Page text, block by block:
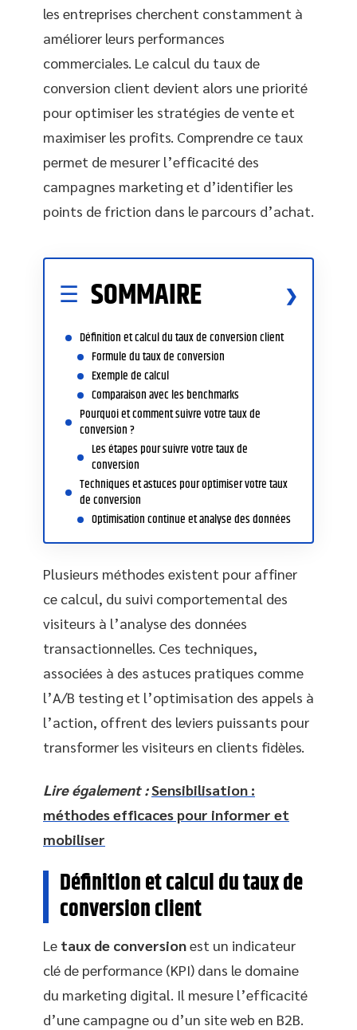
les entreprises cherchent constamment à
améliorer leurs performances
commerciales. Le calcul du taux de
conversion client devient alors une priorité
pour optimiser les stratégies de vente et
maximiser les profits. Comprendre ce taux
permet de mesurer l’efficacité des
campagnes marketing et d’identifier les
points de friction dans le parcours d’achat.
SOMMAIRE
Définition et calcul du taux de conversion client
Formule du taux de conversion
Exemple de calcul
Comparaison avec les benchmarks
Pourquoi et comment suivre votre taux de
conversion ?
Les étapes pour suivre votre taux de
conversion
Techniques et astuces pour optimiser votre taux
de conversion
Optimisation continue et analyse des données
Plusieurs méthodes existent pour affiner
ce calcul, du suivi comportemental des
visiteurs à l’analyse des données
transactionnelles. Ces techniques,
associées à des astuces pratiques comme
l’A/B testing et l’optimisation des appels à
l’action, offrent des leviers puissants pour
transformer les visiteurs en clients fidèles.
Lire également : Sensibilisation :
méthodes efficaces pour informer et
mobiliser
Définition et calcul du taux de
conversion client
Le taux de conversionest un indicateur
clé de performance (KPI) dans le domaine
du marketing digital. Il mesure l’efficacité
d’une campagne ou d’un site web en B2B.